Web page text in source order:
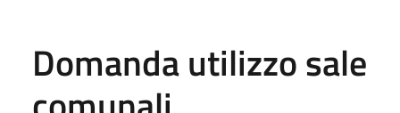
Domanda utilizzo sale